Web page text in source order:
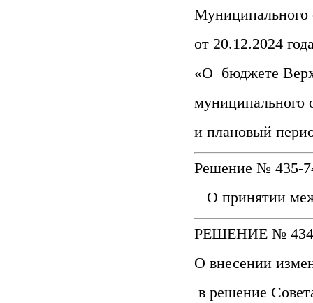
Муниципального
от 20.12.2024
«О бюджете
муниципального
и плановый
Решение № 435-
О принятии
РЕШЕНИЕ №
О внесении
в решение